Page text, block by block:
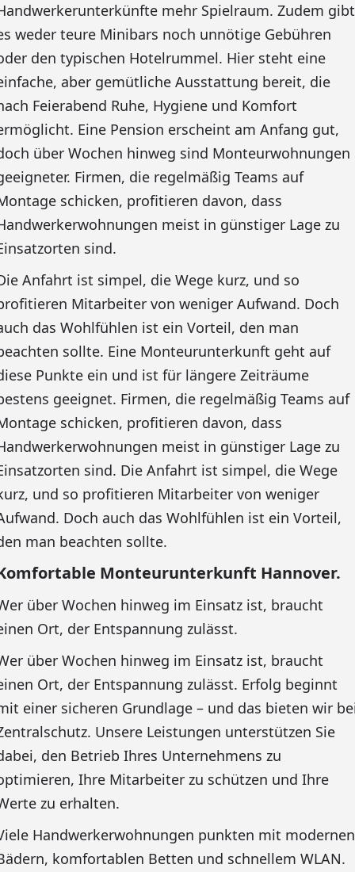
mehr Spielraum. Zudem gibt
weder teure Minibars noch unnötige Gebühren
den typischen Hotelrummel. Hier steht eine
aber gemütliche Ausstattung bereit, die
Feierabend Ruhe, Hygiene und Komfort
Eine Pension erscheint am Anfang gut,
über Wochen hinweg sind Monteurwohnungen
Firmen, die regelmäßig Teams auf
schicken, profitieren davon, dass
meist in günstiger Lage zu
sind.
Anfahrt ist simpel, die Wege kurz, und so
Mitarbeiter von weniger Aufwand. Doch
das Wohlfühlen ist ein Vorteil, den man
sollte. Eine Monteurunterkunft geht auf
Punkte ein und ist für längere Zeiträume
geeignet. Firmen, die regelmäßig Teams auf
schicken, profitieren davon, dass
meist in günstiger Lage zu
sind. Die Anfahrt ist simpel, die Wege
und so profitieren Mitarbeiter von weniger
Doch auch das Wohlfühlen ist ein Vorteil,
man beachten sollte.
Monteurunterkunft Hannover.
über Wochen hinweg im Einsatz ist, braucht
Ort, der Entspannung zulässt.
über Wochen hinweg im Einsatz ist, braucht
Ort, der Entspannung zulässt. Erfolg beginnt
einer sicheren Grundlage – und das bieten wir
Unsere Leistungen unterstützen Sie
den Betrieb Ihres Unternehmens zu
Ihre Mitarbeiter zu schützen und Ihre
zu erhalten.
Handwerkerwohnungen punkten mit modernen
komfortablen Betten und schnellem WLAN.